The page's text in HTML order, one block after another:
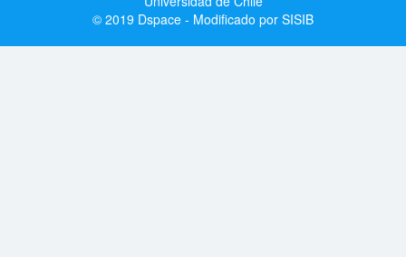
© 2019 Dspace - Modificado por SISIB